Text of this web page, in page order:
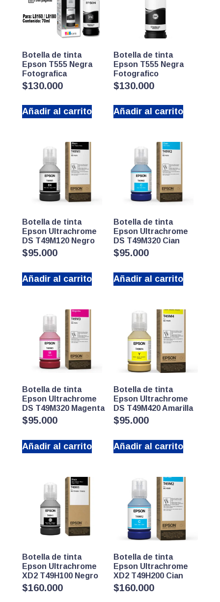
Botella de tinta
Epson T555 Negra
Fotografica
$130.000
Añadir al carrito
Botella de tinta
Epson T555 Negra
Fotografico
$130.000
Añadir al carrito
Botella de tinta
Epson Ultrachrome
DS T49M120 Negro
$95.000
Añadir al carrito
Botella de tinta
Epson Ultrachrome
DS T49M320 Cian
$95.000
Añadir al carrito
Botella de tinta
Epson Ultrachrome
DS T49M320 Magenta
$95.000
Añadir al carrito
Botella de tinta
Epson Ultrachrome
DS T49M420 Amarilla
$95.000
Añadir al carrito
Botella de tinta
Epson Ultrachrome
XD2 T49H100 Negro
$160.000
Botella de tinta
Epson Ultrachrome
XD2 T49H200 Cian
$160.000